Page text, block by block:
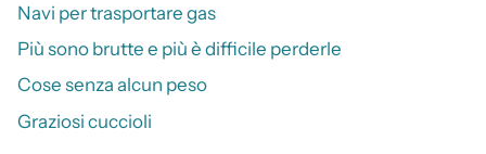
Navi per trasportare gas
Più sono brutte e più è difficile perderle
Cose senza alcun peso
Graziosi cuccioli